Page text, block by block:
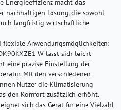
Energieeffizienz macht das
nachhaltigen Lösung, die sowohl
langfristig wirtschaftliche
flexible Anwendungsmöglichkeiten:
W lässt sich leicht
eine präzise Einstellung der
Mit den verschiedenen
Nutzer die Klimatisierung
den Komfort zusätzlich erhöht.
sich das Gerät für eine Vielzahl